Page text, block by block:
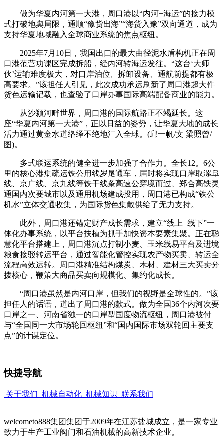
做为华夏内河第一大港，周口港以“内河+海运”的接力模
式打破地舆局限，通顺“豫货出海”“海货入豫”双向通道，成为
支持华夏地域融入全球商业系统的焦点枢纽。
2025年7月10日，我国出口的最大曲径泥水盾构机正在周
口港范营功课区完成拆船，经内河转海运发往。“这台‘大师
伙’运输难度极大，对口岸泊位、拆卸设备、通航前提都有极
高要求。”该担任人引见，此次成功承运刷新了周口港超大件
货色运输记载，也查验了口岸办事国际高端配备商业的能力。
从沙颍河畔世界，周口港的国际航路正不竭延长。这
座“华夏内河第一大港”，正以日益的姿势，让华夏大地的成长
活力通过黄金水道络绎不绝地汇入全球。(邱一帆/文 梁照曾/
图)。
多式联运系统的健全进一步加强了合作力。全长12。6公
里的核心港集疏运铁公用线岁尾通车，届时将实现口岸取漯阜
线、京广线、京九线等铁干线条高速公穿境而过、郑合高铁灵
通国内次要城市以及通用机场建成投用，周口港已构成“铁公
机水”立体交通收集，为国际货色集散供给了无力支持。
此外，周口港还锚定财产成长需求，建立“线上+线下”一
体化办事系统，以平台扶植为抓手加快资本要素集聚。正在聪
慧化平台搭建上，周口港沉点打制小麦、玉米线易平台及进境
粮食接驳转运平台，通过智能化管控实现农产物买卖、转运全
流程高效运转。周口港精准结构煤炭、木材、建材三大买卖分
拨核心，鞭策大商品买卖向规模化、集约化成长。
“周口港虽然是内河口岸，但我们的视野是全球性的。”该
担任人的话语，道出了周口港的款式。做为全国36个内河次要
口岸之一、河南省独一的口岸型国度物流枢纽，周口港被付
与“全国同一大市场轮回枢纽”和“国内国际市场双轮回主要支
点”的计谋定位。
快捷导航
关于我们 机械自动化 机械知识 联系我们
welcometo888集团集团于2009年在江苏盐城成立，是一家专业
致力于生产工业阀门和石油机械的高新技术企业。